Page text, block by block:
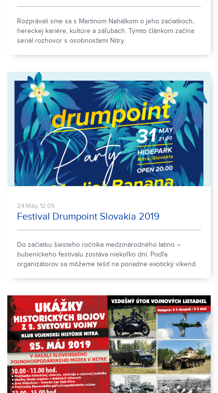
Rozprávali sme sa s Martinom Nahálkom o jeho začiatkoch,
hereckej kariére, kultúre a záľubách. Týmto článkom začína
seriál rozhovor s osobnosťami Nitry.
24.May, 12:05
Festival Drumpoint Slovakia 2019
Do začiatku šiesteho ročníka medzinárodného latino –
bubeníckeho festivalu zostáva niekoľko dní. Podľa
organizátorov sa môžeme tešiť na poriadne exotický víkend.